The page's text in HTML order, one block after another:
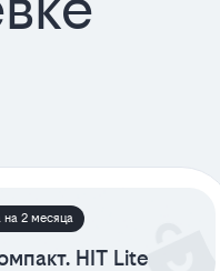
на 2 месяца
HIT Lite